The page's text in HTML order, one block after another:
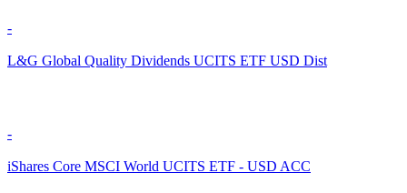
-
L&G Global Quality Dividends UCITS ETF USD Dist
-
iShares Core MSCI World UCITS ETF - USD ACC